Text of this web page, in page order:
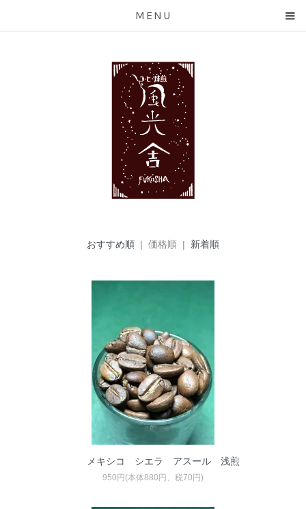
MENU
おすすめ順 | 価格順 | 新着順
メキシコ シエラ アスール 浅煎
950円(本体880円、税70円)